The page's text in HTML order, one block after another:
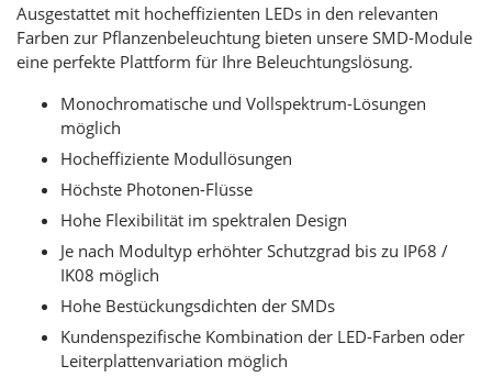
Ausgestattet mit hocheffizienten LEDs in den relevanten
Farben zur Pflanzenbeleuchtung bieten unsere SMD-Module
eine perfekte Plattform für Ihre Beleuchtungslösung.
Monochromatische und Vollspektrum-Lösungen
möglich
Hocheffiziente Modullösungen
Höchste Photonen-Flüsse
Hohe Flexibilität im spektralen Design
Je nach Modultyp erhöhter Schutzgrad bis zu IP68 /
IK08 möglich
Hohe Bestückungsdichten der SMDs
Kundenspezifische Kombination der LED-Farben oder
Leiterplattenvariation möglich